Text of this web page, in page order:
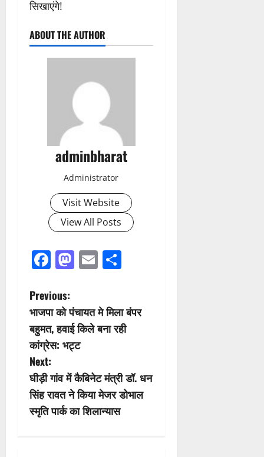
सिखाएंगे!
ABOUT THE AUTHOR
adminbharat
Administrator
Visit Website
View All Posts
Facebook
Mastodon
Email
P
o
s
t
n
a
Previous:
भाजपा को पंचायत मे मिला बंपर
बहुमत, हवाई किले बना रही
कांग्रेस: भट्ट
Next:
घीड़ी गांव में कैबिनेट मंत्री डॉ. धन
सिंह रावत ने किया मेजर डोभाल
स्मृति पार्क का शिलान्यास